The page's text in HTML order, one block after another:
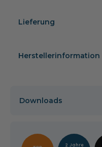
Lieferung
Herstellerinformation
Downloads
2 Jahre